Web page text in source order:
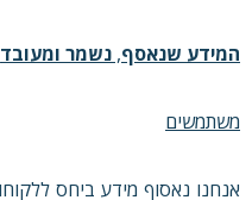
המידע שנאסף, נשמר ומעובד
משתמשים